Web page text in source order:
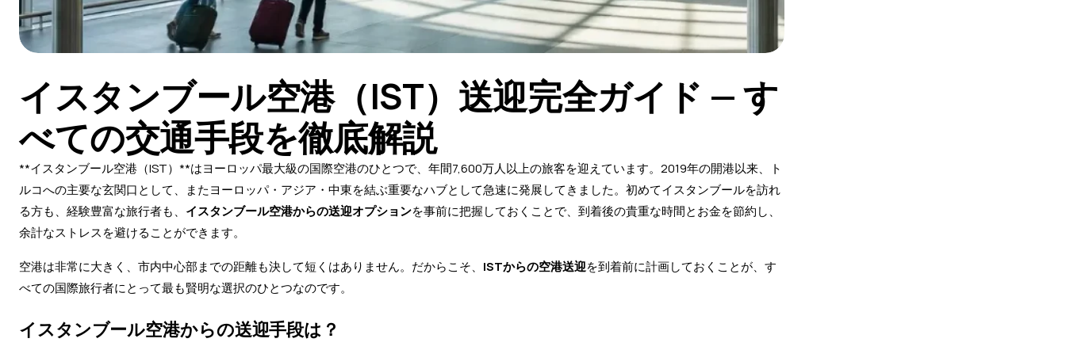
イスタンブール空港（IST）送迎完全ガイド — す
べての交通手段を徹底解説
**イスタンブール空港（IST）**はヨーロッパ最大級の国際空港のひとつで、年間7,600万人以上の旅客を迎えています。2019年の開港以来、ト
ルコへの主要な玄関口として、またヨーロッパ・アジア・中東を結ぶ重要なハブとして急速に発展してきました。初めてイスタンブールを訪れ
る方も、経験豊富な旅行者も、 イスタンブール空港からの送迎オプションを事前に把握しておくことで、到着後の貴重な時間とお金を節約し、
余計なストレスを避けることができます。
空港は非常に大きく、市内中心部までの距離も決して短くはありません。だからこそ、 ISTからの空港送迎を到着前に計画しておくことが、す
べての国際旅行者にとって最も賢明な選択のひとつなのです。
イスタンブール空港からの送迎手段は？